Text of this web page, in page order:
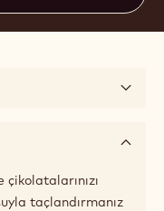
çikolatalarınızı
taçlandırmanız